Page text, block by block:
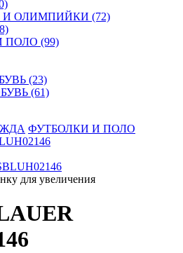
ОЛИМПИЙКИ (72)
ПОЛО (99)
(23)
(61)
ФУТБОЛКИ И ПОЛО
для увеличения